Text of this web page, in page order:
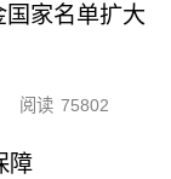
家名单扩大
阅读 75802
障